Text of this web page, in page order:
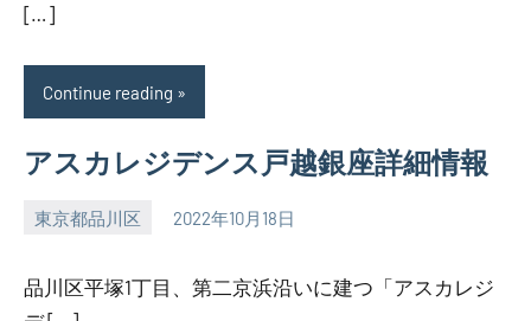
[…]
Continue reading
アスカレジデンス戸越銀座詳細情報
東京都品川区 2022年10月18日
SEZIMO
品川区平塚1丁目、第二京浜沿いに建つ「アスカレジ